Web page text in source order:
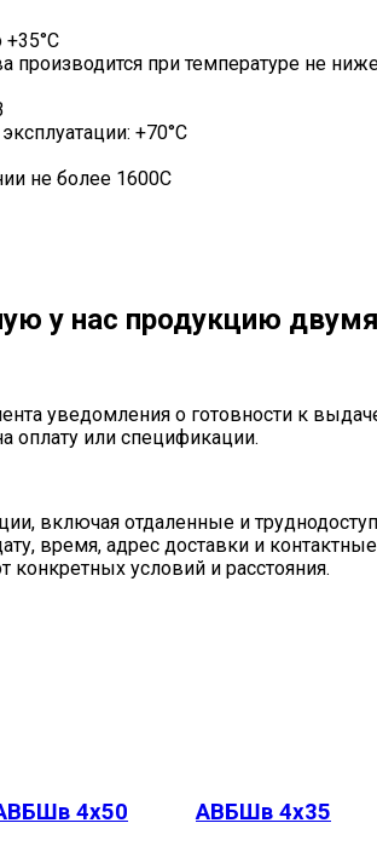
+35°С
производится при температуре не
+70°С
не более 1600С
у нас продукцию
уведомления о готовности к
оплату или спецификации.
включая отдаленные и
время, адрес доставки и
конкретных условий и расстояния.
4х50 АВБШв 4х35